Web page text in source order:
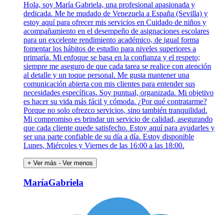
Hola, soy María Gabriela, una profesional apasionada y
dedicada. Me he mudado de Venezuela a España (Sevilla) y
estoy aquí para ofrecer mis servicios en Cuidado de niños y
acompañamiento en el desempeño de asignaciones escolares
para un excelente rendimiento académico, de igual forma
fomentar los hábitos de estudio para niveles superiores a
primaría. Mi enfoque se basa en la confianza y el respeto;
siempre me aseguro de que cada tarea se realice con atención
al detalle y un toque personal. Me gusta mantener una
comunicación abierta con mis clientes para entender sus
necesidades específicas. Soy puntual, organizada. Mi objetivo
es hacer su vida más fácil y cómoda. ¿Por qué contratarme?
Porque no solo ofrezco servicios, sino también tranquilidad.
Mi compromiso es brindar un servicio de calidad, asegurando
que cada cliente quede satisfecho. Estoy aquí para ayudarles y
ser una parte confiable de su día a día. Estoy disponible
Lunes, Miércoles y Viernes de las 16:00 a las 18:00.
+ Ver más - Ver menos
MaríaGabriela